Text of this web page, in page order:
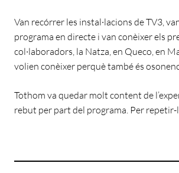
Van recórrer les instal·lacions de TV3,
programa en directe i van conèixer els
col·laboradors, la Natza, en Queco, en
volien conèixer perquè també és
Tothom va quedar molt content de
rebut per part del programa. Per repetir-